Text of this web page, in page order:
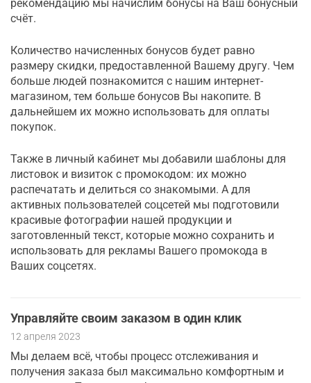
рекомендацию мы начислим бонусы на Ваш бонусный
счёт.
Количество начисленных бонусов будет равно
размеру скидки, предоставленной Вашему другу. Чем
больше людей познакомится с нашим интернет-
магазином, тем больше бонусов Вы накопите. В
дальнейшем их можно использовать для оплаты
покупок.
Также в личный кабинет мы добавили шаблоны для
листовок и визиток с промокодом: их можно
распечатать и делиться со знакомыми. А для
активных пользователей соцсетей мы подготовили
красивые фотографии нашей продукции и
заготовленный текст, которые можно сохранить и
использовать для рекламы Вашего промокода в
Ваших соцсетях.
Управляйте своим заказом в один клик
12 апреля 2023
Мы делаем всё, чтобы процесс отслеживания и
получения заказа был максимально комфортным и